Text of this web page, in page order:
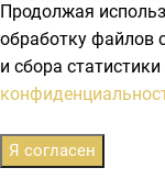
Продолжая
обработку файлов
и сбора
Я согласен